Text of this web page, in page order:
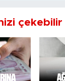
çekebilir